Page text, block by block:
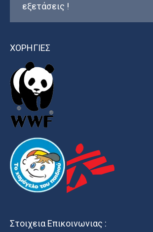
εξετάσεις !
ΧΟΡΗΓΙΕΣ
Στοιχεια Επικοινωνιας :